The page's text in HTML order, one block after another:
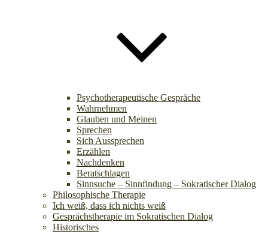
Psychotherapeutische Gespräche
Wahrnehmen
Glauben und Meinen
Sprechen
Sich Aussprechen
Erzählen
Nachdenken
Beratschlagen
Sinnsuche – Sinnfindung – Sokratischer Dialog
Philosophische Therapie
Ich weiß, dass ich nichts weiß
Gesprächstherapie im Sokratischen Dialog
Historisches